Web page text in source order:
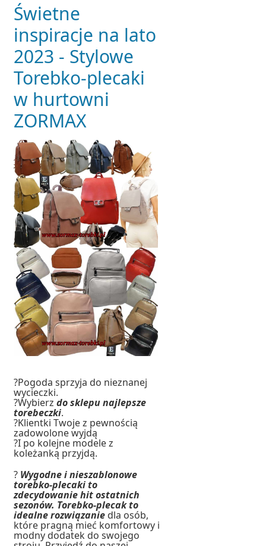
Świetne
inspiracje na lato
2023 - Stylowe
Torebko-plecaki
w hurtowni
ZORMAX
?Pogoda sprzyja do nieznanej
wycieczki.
?Wybierz do sklepu najlepsze
torebeczki.
?Klientki Twoje z pewnością
zadowolone wyjdą
?I po kolejne modele z
koleżanką przyjdą.
? Wygodne i nieszablonowe
torebko-plecaki to
zdecydowanie hit ostatnich
sezonów. Torebko-plecak to
idealne rozwiązanie dla osób,
które pragną mieć komfortowy i
modny dodatek do swojego